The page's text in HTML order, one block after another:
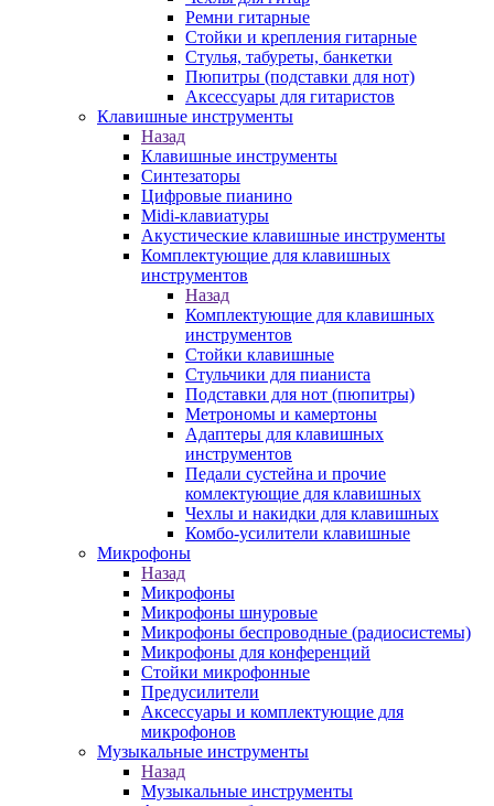
Ремни гитарные
Стойки и крепления гитарные
Стулья, табуреты, банкетки
Пюпитры (подставки для нот)
Аксессуары для гитаристов
Клавишные инструменты
Назад
Клавишные инструменты
Синтезаторы
Цифровые пианино
Midi-клавиатуры
Акустические клавишные инструменты
Комплектующие для клавишных
инструментов
Назад
Комплектующие для клавишных
инструментов
Стойки клавишные
Стульчики для пианиста
Подставки для нот (пюпитры)
Метрономы и камертоны
Адаптеры для клавишных
инструментов
Педали сустейна и прочие
комлектующие для клавишных
Чехлы и накидки для клавишных
Комбо-усилители клавишные
Микрофоны
Назад
Микрофоны
Микрофоны шнуровые
Микрофоны беспроводные (радиосистемы)
Микрофоны для конференций
Стойки микрофонные
Предусилители
Аксессуары и комплектующие для
микрофонов
Музыкальные инструменты
Назад
Музыкальные инструменты